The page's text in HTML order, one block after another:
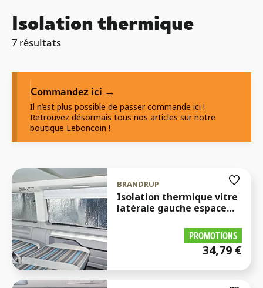
Isolation thermique
7 résultats
Commandez ici →
Il n’est plus possible de passer commande ici !
Retrouvez désormais tous nos articles sur notre
boutique Leboncoin !
BRANDRUP
Isolation thermique vitre
latérale gauche espace
T5/T6/T6.1/T7 et ID-Buzz
PROMOTIONS
34,79 €